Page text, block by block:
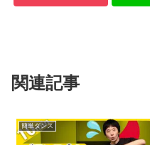
関連記事
簡単ダンス